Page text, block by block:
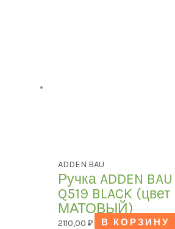
ADDEN BAU
Ручка ADDEN
Q519 BLACK
МАТОВЫЙ)
2110,00₽
В КОРЗИНУ